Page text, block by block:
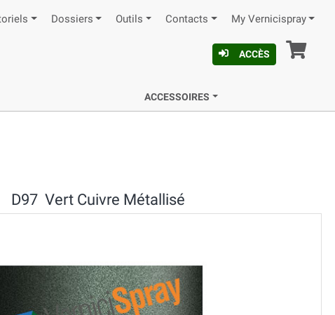
Dossiers Outils Contacts My Vernicispray
ACCÈS
ACCESSOIRES
D97 Vert Cuivre Métallisé